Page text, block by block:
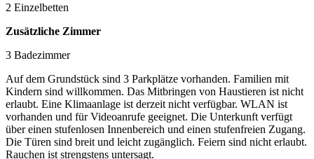
2 Einzelbetten
Zusätzliche Zimmer
3 Badezimmer
Auf dem Grundstück sind 3 Parkplätze vorhanden. Familien mit
Kindern sind willkommen. Das Mitbringen von Haustieren ist nicht
erlaubt. Eine Klimaanlage ist derzeit nicht verfügbar. WLAN ist
vorhanden und für Videoanrufe geeignet. Die Unterkunft verfügt
über einen stufenlosen Innenbereich und einen stufenfreien Zugang.
Die Türen sind breit und leicht zugänglich. Feiern sind nicht erlaubt.
Rauchen ist strengstens untersagt.